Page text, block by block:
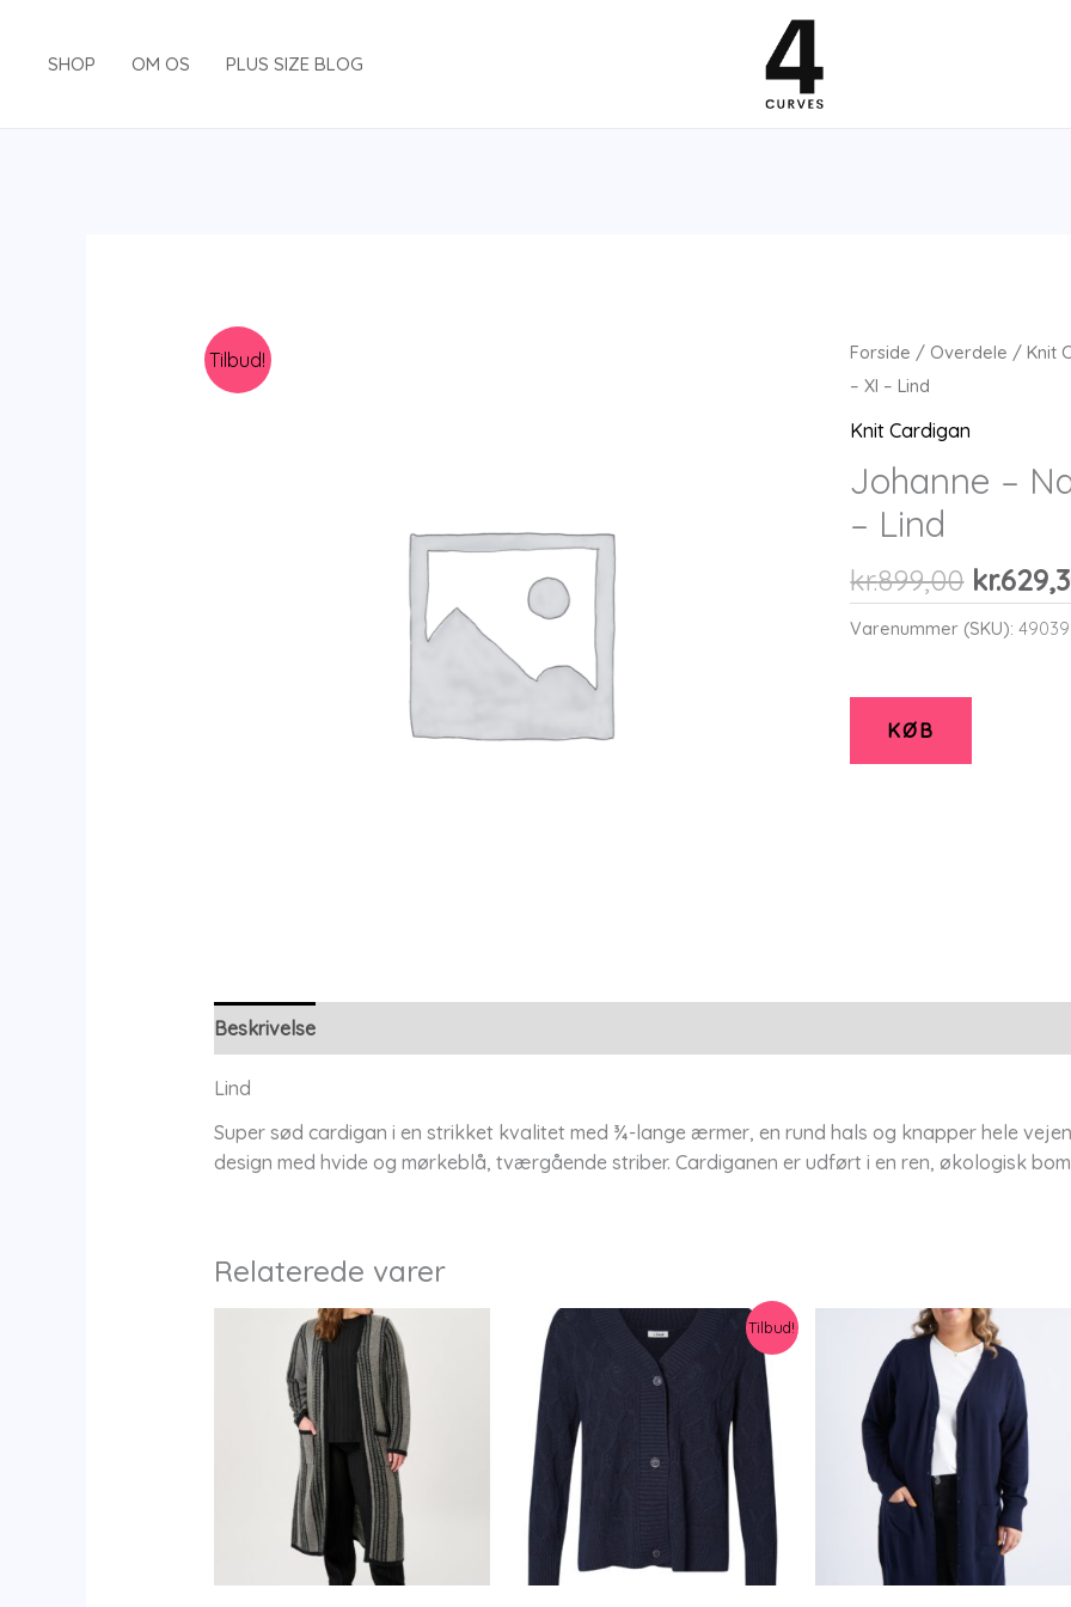
SHOP OM OS PLUS SIZE BLOG
Tilbud! Forside / Overdele /Knit
– Xl – Lind
Knit Cardigan
Johanne –
– Lind
kr.899,00 Den
pris
kr.
Varenummer (SKU):
KØB
Beskrivelse
Lind
Super sød cardigan i en strikket kvalitet med ¾-lange ærmer, en rund hals og knapper hele
design med hvide og mørkeblå, tværgående striber. Cardiganen er udført i en ren, økologisk
Relaterede varer
Tilbud!